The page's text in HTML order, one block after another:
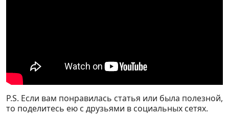
P.S. Если вам понравилась статья или была полезной,
то поделитесь ею с друзьями в социальных сетях.